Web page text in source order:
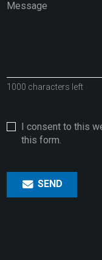
1000 characters left
I consent to this
this form.
SEND